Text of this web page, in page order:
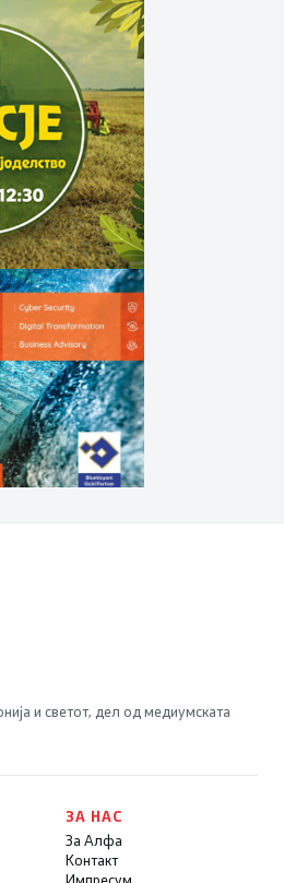
и светот, дел од медиумската
ЗА НАС
За Алфа
Контакт